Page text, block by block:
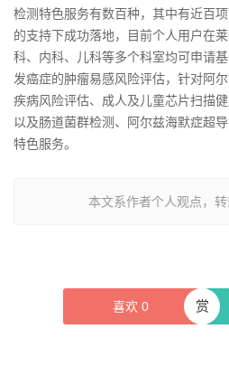
检测特色服务有数百种，其中有近百
的支持下成功落地，目前个人用户在
科、内科、儿科等多个科室均可申请
发癌症的肿瘤易感风险评估，针对阿
疾病风险评估、成人及儿童芯片扫描
以及肠道菌群检测、阿尔兹海默症超
特色服务。
本文系作者个人观点，转
喜欢 0 赏